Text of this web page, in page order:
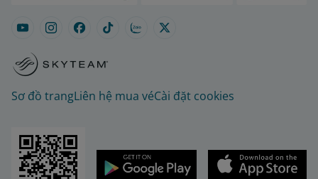
Sơ đồ trangLiên hệ mua véCài đặt cookies